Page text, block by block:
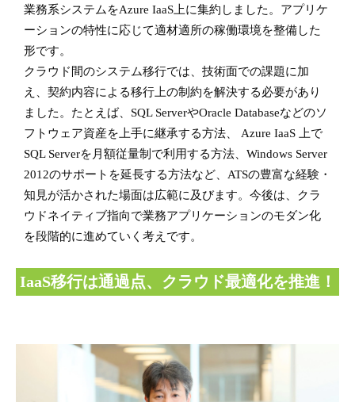
業務系システムをAzure IaaS上に集約しました。アプリケ
ーションの特性に応じて適材適所の稼働環境を整備した
形です。
クラウド間のシステム移行では、技術面での課題に加
え、契約内容による移行上の制約を解決する必要があり
ました。たとえば、SQL ServerやOracle Databaseなどのソ
フトウェア資産を上手に継承する方法、 Azure IaaS 上で
SQL Serverを月額従量制で利用する方法、Windows Server
2012のサポートを延長する方法など、ATSの豊富な経験・
知見が活かされた場面は広範に及びます。今後は、クラ
ウドネイティブ指向で業務アプリケーションのモダン化
を段階的に進めていく考えです。
IaaS移行は通過点、クラウド最適化を推進！